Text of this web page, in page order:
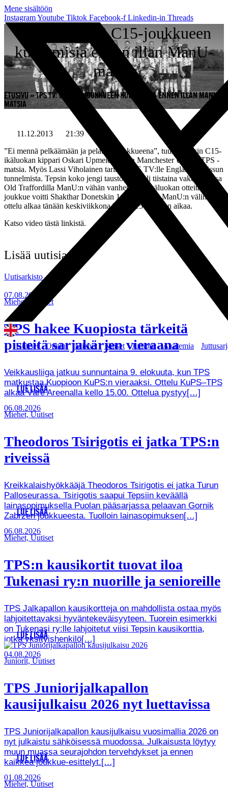
Mene sisältöön
InstagramYoutube Tiktok Facebook-f Linkedin-in Threads
Uutiset Ottelut Miehet Naiset Juniorit Akatemia
TPS TV: TPS C15-joukkueen
kuulumisia ennen illan ManU-
matsia
ETUSIVU»TPS TV: TPS C15-JOUKKUEEN KUULUMISIA ENNEN ILLAN MANU-
MATSIA
11.12.2013
21:39
”Ei mennä pelkäämään ja pelataan joukkueena”, tuumi Tepsin C15-
ikäluokan kippari Oskari Upmeier ennen Manchester United-TPS -
matsia. Myös Lassi Viholainen tarinoi TPS TV:lle Englannin reissun
tunnelmista. Tepsin koko jengi taustoineen oli tiistaina vakoilemassa
Old Traffordilla ManU:n vähän vanhemman ikäluokan otteita, kun
joukkue voitti Shakthar Donetskin 1-0. Tepsin ja ManU:n välinen
ottelu alkaa tänään keskiviikkona klo 21.15 Suomen aikaa.
Katso video tästä linkistä.
Lisää uutisia
Uutisarkisto
07.08.2026
Miehet, Uutiset
TPS hakee Kuopiosta tärkeitä
pisteitä sarjakärjen vieraana
Veikkausliiga jatkuu sunnuntaina 9. elokuuta, kun TPS
matkustaa Kuopioon KuPS:n vieraaksi. Ottelu KuPS–TPS
alkaa Väre Areenalla kello 15.00. Ottelua pystyy[…]
LUE LISÄÄ
06.08.2026
Miehet, Uutiset
Theodoros Tsirigotis ei jatka TPS:n
riveissä
Kreikkalaishyökkääjä Theodoros Tsirigotis ei jatka Turun
Palloseurassa. Tsirigotis saapui Tepsiin keväällä
lainasopimuksella Puolan pääsarjassa pelaavan Gornik
Zabrzen joukkueesta. Tuolloin lainasopimuksen[…]
LUE LISÄÄ
06.08.2026
Miehet, Uutiset
TPS:n kausikortit tuovat iloa
Tukenasi ry:n nuorille ja senioreille
TPS Jalkapallon kausikortteja on mahdollista ostaa myös
lahjoitettavaksi hyväntekeväisyyteen. Tuorein esimerkki
on Tukenasi ry:lle lahjoitetut viisi Tepsin kausikorttia,
jotka yksityishenkilö[…]
LUE LISÄÄ
04.08.2026
Juniorit, Uutiset
TPS Juniorijalkapallon
kausijulkaisu 2026 nyt luettavissa
TPS Juniorijalkapallon kausijulkaisu vuosimallia 2026 on
nyt julkaistu sähköisessä muodossa. Julkaisusta löytyy
muun muassa seurajohdon tervehdykset ja ennen
kaikkea joukkue-esittelyt.[…]
LUE LISÄÄ
01.08.2026
Miehet, Uutiset